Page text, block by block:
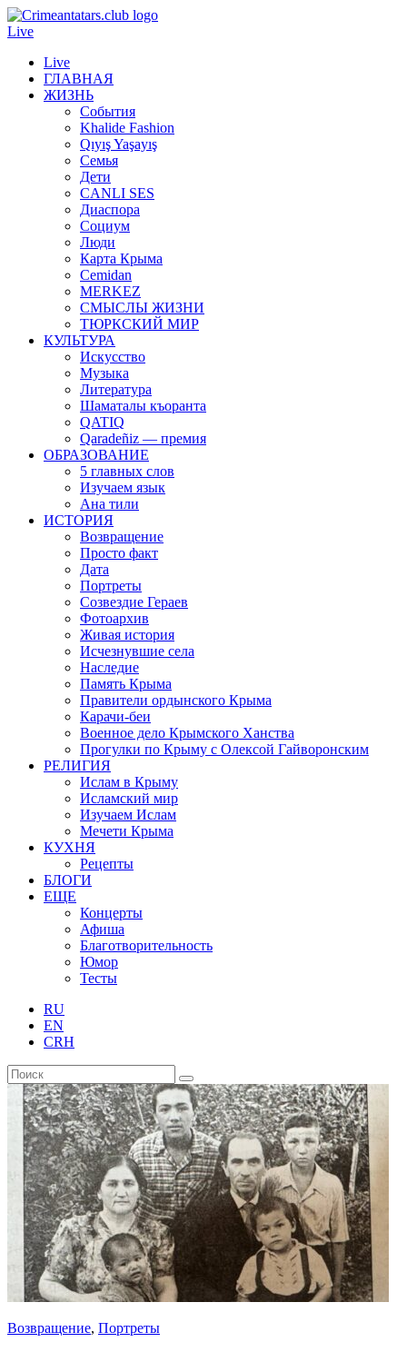
Live
Live
ГЛАВНАЯ
ЖИЗНЬ
События
Khalide Fashion
Qıyış Yaşayış
Семья
Дети
CANLI SES
Диаспора
Социум
Люди
Карта Крыма
Cemidan
МERKEZ
СМЫСЛЫ ЖИЗНИ
ТЮРКСКИЙ МИР
КУЛЬТУРА
Искусство
Музыка
Литература
Шаматалы къоранта
QATIQ
Qaradeñiz — премия
ОБРАЗОВАНИЕ
5 главных слов
Изучаем язык
Ана тили
ИСТОРИЯ
Возвращение
Просто факт
Дата
Портреты
Созвездие Гераев
Фотоархив
Живая история
Исчезнувшие села
Наследие
Память Крыма
Правители ордынского Крыма
Карачи-беи
Военное дело Крымского Ханства
Прогулки по Крыму с Олексой Гайворонским
РЕЛИГИЯ
Ислам в Крыму
Исламский мир
Изучаем Ислам
Мечети Крыма
КУХНЯ
Рецепты
БЛОГИ
ЕЩЕ
Концерты
Афиша
Благотворительность
Юмор
Тесты
RU
EN
CRH
Возвращение, Портреты